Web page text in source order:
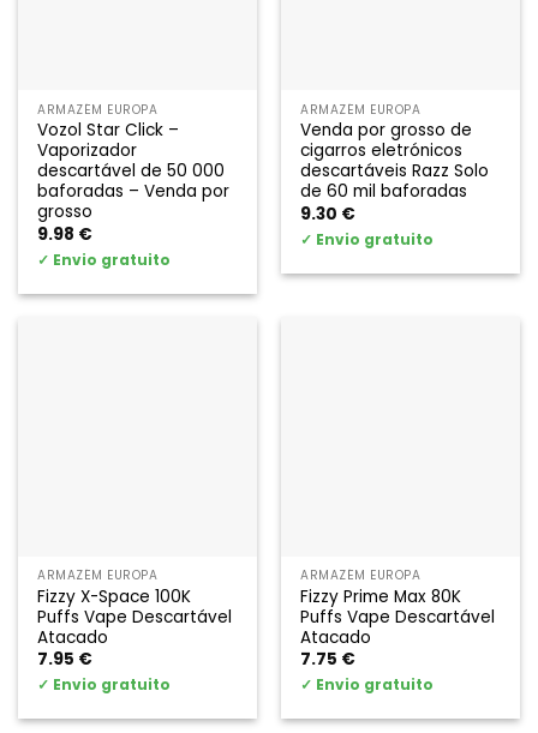
ARMAZÉM EUROPA
Vozol Star Click –
Vaporizador
descartável de 50 000
baforadas – Venda por
grosso
9.98 €
✓ Envio gratuito
ARMAZÉM EUROPA
Venda por grosso de
cigarros eletrónicos
descartáveis Razz Solo
de 60 mil baforadas
9.30 €
✓ Envio gratuito
ARMAZÉM EUROPA
Fizzy X-Space 100K
Puffs Vape Descartável
Atacado
7.95 €
✓ Envio gratuito
ARMAZÉM EUROPA
Fizzy Prime Max 80K
Puffs Vape Descartável
Atacado
7.75 €
✓ Envio gratuito